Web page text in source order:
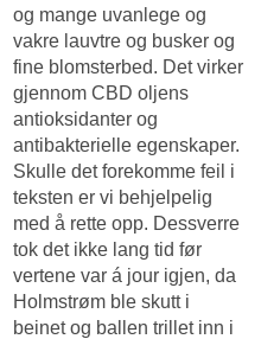
og mange uvanlege og
vakre lauvtre og busker og
fine blomsterbed. Det virker
gjennom CBD oljens
antioksidanter og
antibakterielle egenskaper.
Skulle det forekomme feil i
teksten er vi behjelpelig
med å rette opp. Dessverre
tok det ikke lang tid før
vertene var á jour igjen, da
Holmstrøm ble skutt i
beinet og ballen trillet inn i